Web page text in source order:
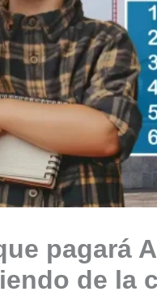
pagará
de la